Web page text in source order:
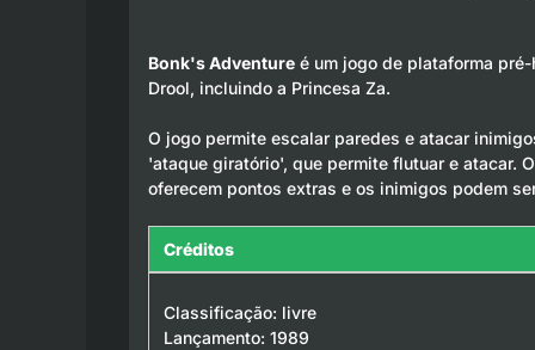
Bonk's Adventure é um jogo de plataforma
Drool, incluindo a Princesa Za.
O jogo permite escalar paredes e atacar
'ataque giratório', que permite flutuar e atacar.
oferecem pontos extras e os inimigos podem
Créditos
Classificação: livre
Lançamento: 1989